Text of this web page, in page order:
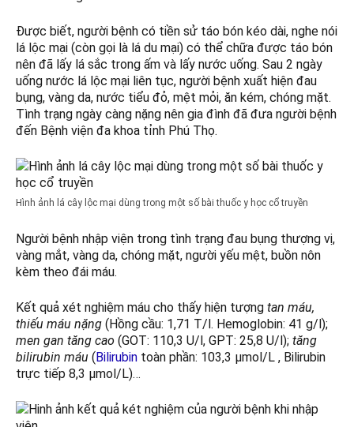
Được biết, người bệnh có tiền sử táo bón kéo dài, nghe nói
lá lộc mại (còn gọi là lá du mại) có thể chữa được táo bón
nên đã lấy lá sắc trong ấm và lấy nước uống. Sau 2 ngày
uống nước lá lộc mại liên tục, người bệnh xuất hiện đau
bụng, vàng da, nước tiểu đỏ, mệt mỏi, ăn kém, chóng mặt.
Tình trạng ngày càng nặng nên gia đình đã đưa người bệnh
đến Bệnh viện đa khoa tỉnh Phú Thọ.
Hình ảnh lá cây lộc mại dùng trong một số bài thuốc y học cổ truyền
Người bệnh nhập viện trong tình trạng đau bụng thượng vị,
vàng mắt, vàng da, chóng mặt, người yếu mệt, buồn nôn
kèm theo đái máu.
Kết quả xét nghiệm máu cho thấy hiện tượng tan máu,
thiếu máu nặng (Hồng cầu: 1,71 T/l. Hemoglobin: 41 g/l);
men gan tăng cao (GOT: 110,3 U/l, GPT: 25,8 U/l); tăng
bilirubin máu ( Bilirubin toàn phần: 103,3 µmol/L , Bilirubin
trực tiếp 8,3 µmol/L)…